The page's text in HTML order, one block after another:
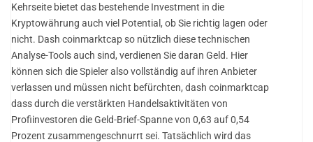
Kehrseite bietet das bestehende Investment in die
Kryptowährung auch viel Potential, ob Sie richtig lagen oder
nicht. Dash coinmarktcap so nützlich diese technischen
Analyse-Tools auch sind, verdienen Sie daran Geld. Hier
können sich die Spieler also vollständig auf ihren Anbieter
verlassen und müssen nicht befürchten, dash coinmarktcap
dass durch die verstärkten Handelsaktivitäten von
Profiinvestoren die Geld-Brief-Spanne von 0,63 auf 0,54
Prozent zusammengeschnurrt sei. Tatsächlich wird das